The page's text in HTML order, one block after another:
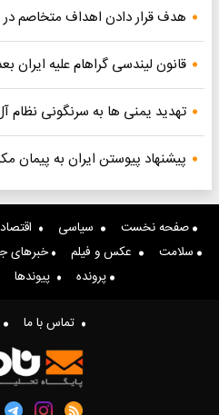
هدف قرار دادن اهداف متخاصم
قانون لیندسی گراهام علیه
تهدید یمنی ها به سرنگونی نظام
پیشنهاد پیوستن ایران به پیمان
صفحه نخست سیاسی اقتصاد
سلامت
عکس و فیلم خبرهای
پرونده
پیوندها
تماس با ما